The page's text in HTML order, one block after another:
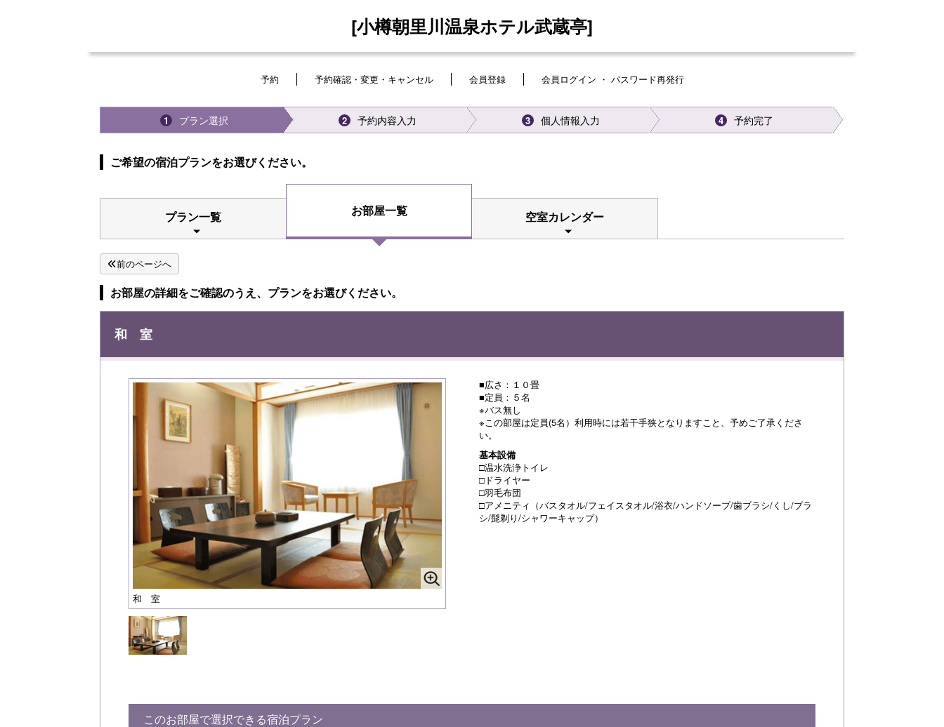
[小樽朝里川温泉ホテル武蔵亭]
予約 予約確認・変更・キャンセル 会員登録 会員ログイン ・ パスワード再発行
1 プラン選択 2 予約内容入力 3 個人情報入力 4 予約完了
ご希望の宿泊プランをお選びください。
プラン一覧 お部屋一覧 空室カレンダー
前のページへ
お部屋の詳細をご確認のうえ、プランをお選びください。
和 室
和 室
■広さ：１０畳
■定員：５名
※バス無し
※この部屋は定員(5名）利用時には若干手狭となりますこと、予めご了承くださ
い。
基本設備
□温水洗浄トイレ
□ドライヤー
□羽毛布団
□アメニティ（バスタオル/フェイスタオル/浴衣/ハンドソープ/歯ブラシ/くし/ブラ
シ/髭剃り/シャワーキャップ）
このお部屋で選択できる宿泊プラン